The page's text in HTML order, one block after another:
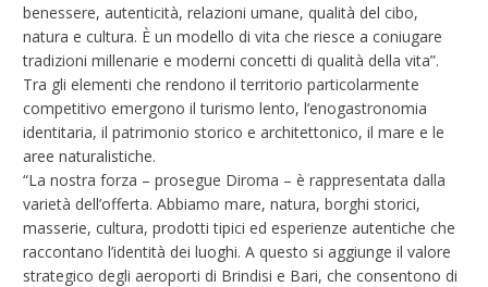
benessere, autenticità, relazioni umane, qualità del cibo,
natura e cultura. È un modello di vita che riesce a coniugare
tradizioni millenarie e moderni concetti di qualità della vita”.
Tra gli elementi che rendono il territorio particolarmente
competitivo emergono il turismo lento, l’enogastronomia
identitaria, il patrimonio storico e architettonico, il mare e le
aree naturalistiche.
“La nostra forza – prosegue Diroma – è rappresentata dalla
varietà dell’offerta. Abbiamo mare, natura, borghi storici,
masserie, cultura, prodotti tipici ed esperienze autentiche che
raccontano l’identità dei luoghi. A questo si aggiunge il valore
strategico degli aeroporti di Brindisi e Bari, che consentono di